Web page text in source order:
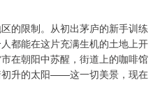
的限制。从初出茅庐的新手训练
都能在这片充满生机的土地上开
在朝阳中苏醒，街道上的咖啡馆
初升的太阳——这一切美景，现在